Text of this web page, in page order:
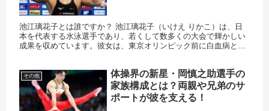
池江璃花子とは誰ですか？ 池江璃花子（いけえ りかこ）は、日
本を代表する水泳選手であり、若くして数多くの大会で輝かしい
成果を収めています。彼女は、東京オリンピック前に白血病と診
その他
体操界の新星・岡慎之助選手の
家族構成とは？両親や兄弟のサ
ポートが彼を支える！